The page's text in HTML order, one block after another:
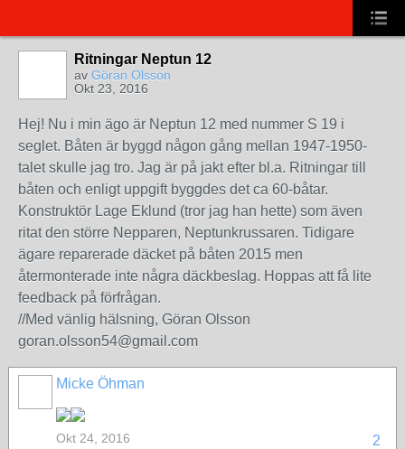
Ritningar Neptun 12
av Göran Olsson
Okt 23, 2016
Hej! Nu i min ägo är Neptun 12 med nummer S 19 i
seglet. Båten är byggd någon gång mellan 1947-1950-
talet skulle jag tro. Jag är på jakt efter bl.a. Ritningar till
båten och enligt uppgift byggdes det ca 60-båtar.
Konstruktör Lage Eklund (tror jag han hette) som även
ritat den större Nepparen, Neptunkrussaren. Tidigare
ägare reparerade däcket på båten 2015 men
återmonterade inte några däckbeslag. Hoppas att få lite
feedback på förfrågan.
//Med vänlig hälsning, Göran Olsson
goran.olsson54@gmail.com
Micke Öhman
2
Okt 24, 2016